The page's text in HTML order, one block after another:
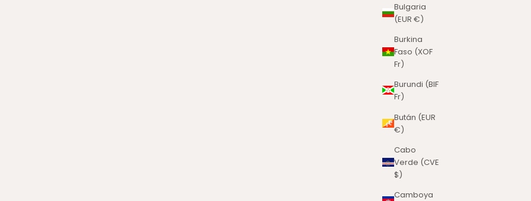
Bulgaria
(EUR €)
Burkina
Faso (XOF
Fr)
Burundi (BIF
Fr)
Bután (EUR
€)
Cabo
Verde (CVE
$)
Camboya